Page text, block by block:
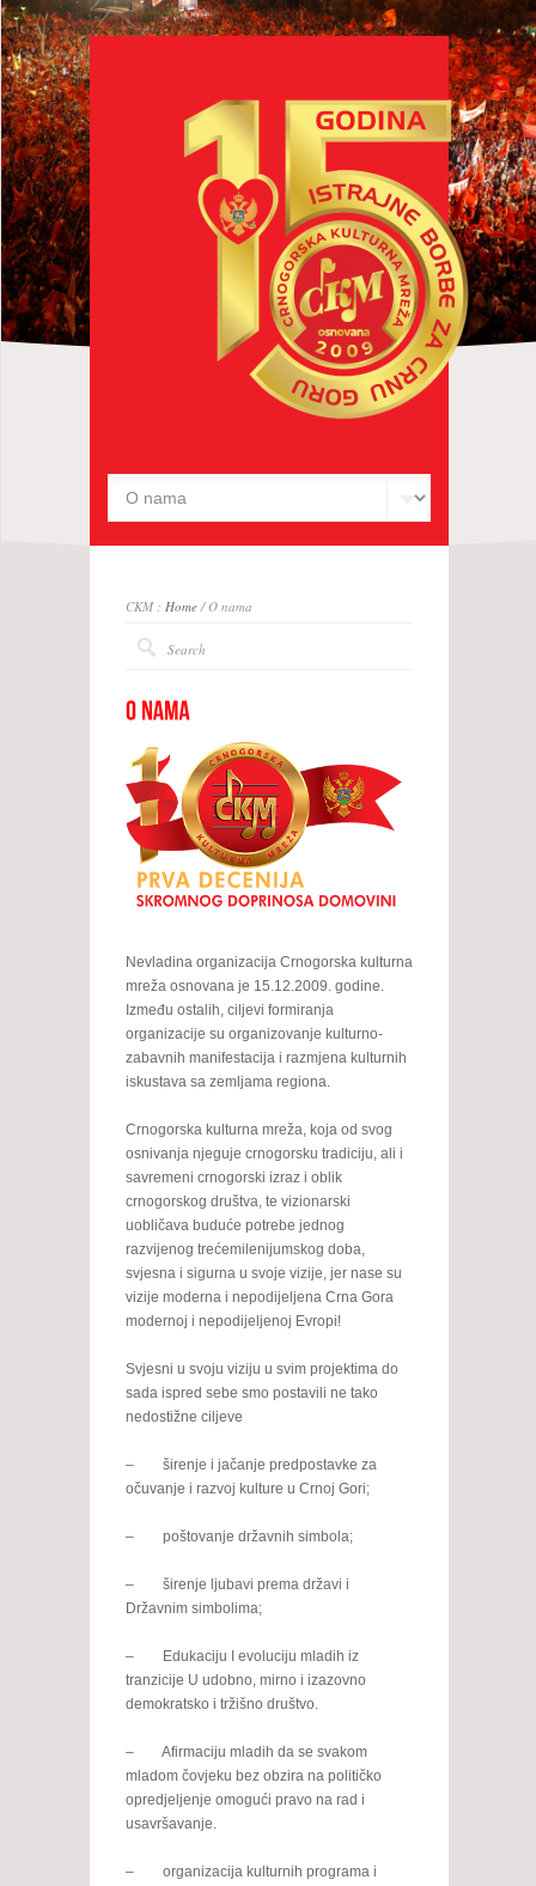
CKM : Home/ O nama
Nevladina organizacija Crnogorska kulturna
mreža osnovana je 15.12.2009. godine.
Između ostalih, ciljevi formiranja
organizacije su organizovanje kulturno-
zabavnih manifestacija i razmjena kulturnih
iskustava sa zemljama regiona.
Crnogorska kulturna mreža, koja od svog
osnivanja njeguje crnogorsku tradiciju, ali i
savremeni crnogorski izraz i oblik
crnogorskog društva, te vizionarski
uobličava buduće potrebe jednog
razvijenog trećemilenijumskog doba,
svjesna i sigurna u svoje vizije, jer nase su
vizije moderna i nepodijeljena Crna Gora
modernoj i nepodijeljenoj Evropi!
Svjesni u svoju viziju u svim projektima do
sada ispred sebe smo postavili ne tako
nedostižne ciljeve
– širenje i jačanje predpostavke za
očuvanje i razvoj kulture u Crnoj Gori;
– poštovanje državnih simbola;
– širenje ljubavi prema državi i
Državnim simbolima;
– Edukaciju I evoluciju mladih iz
tranzicije U udobno, mirno i izazovno
demokratsko i tržišno društvo.
– Afirmaciju mladih da se svakom
mladom čovjeku bez obzira na političko
opredjeljenje omogući pravo na rad i
usavršavanje.
– organizacija kulturnih programa i